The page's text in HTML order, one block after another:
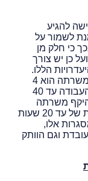
להגיע
לשמור על
כי חלק מן
כן יש צורך
הללו.
משכך, נקבע כי עובדת בהיריון אשר היקף משרתה הוא 4
שעות ביום ומעלה, תהיה זכאית להיעדר מהעבודה עד 40
היקף משרתה
נמוך מ4 שעות ביום, תהיה זכאית להיעדרות של עד 20 שעות
אלו,
וגם הוותק